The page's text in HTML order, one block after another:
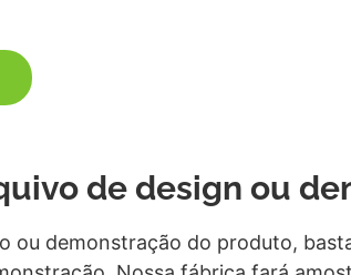
de design ou
ou demonstração do produto,